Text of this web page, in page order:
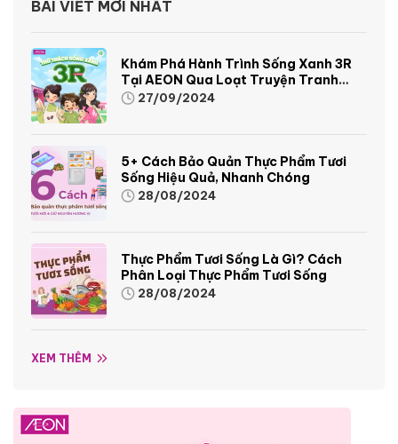
BÀI VIẾT MỚI NHẤT
Khám Phá Hành Trình Sống Xanh 3R
Tại AEON Qua Loạt Truyện Tranh
Sinh Động Và Thú Vị
27/09/2024
5+ Cách Bảo Quản Thực Phẩm Tươi
Sống Hiệu Quả, Nhanh Chóng
28/08/2024
Thực Phẩm Tươi Sống Là Gì? Cách
Phân Loại Thực Phẩm Tươi Sống
28/08/2024
XEM THÊM